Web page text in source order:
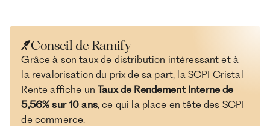
Conseil de Ramify
Grâce à son taux de distribution intéressant et à
la revalorisation du prix de sa part, la SCPI Cristal
Rente affiche unTaux de Rendement Interne de
5,56% sur 10 ans, ce qui la place en tête des SCPI
de commerce.